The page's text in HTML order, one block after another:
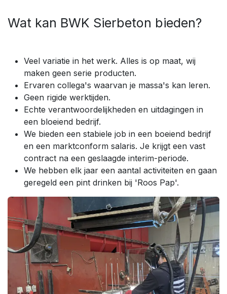
Wat kan BWK Sierbeton bieden?
Veel variatie in het werk. Alles is op maat, wij
maken geen serie producten.
Ervaren collega's waarvan je massa's kan leren.
Geen rigide werktijden.
Echte verantwoordelijkheden en uitdagingen in
een bloeiend bedrijf.
We bieden een stabiele job in een boeiend bedrijf
en een marktconform salaris. Je krijgt een vast
contract na een geslaagde interim-periode.
We hebben elk jaar een aantal activiteiten en gaan
geregeld een pint drinken bij 'Roos Pap'.